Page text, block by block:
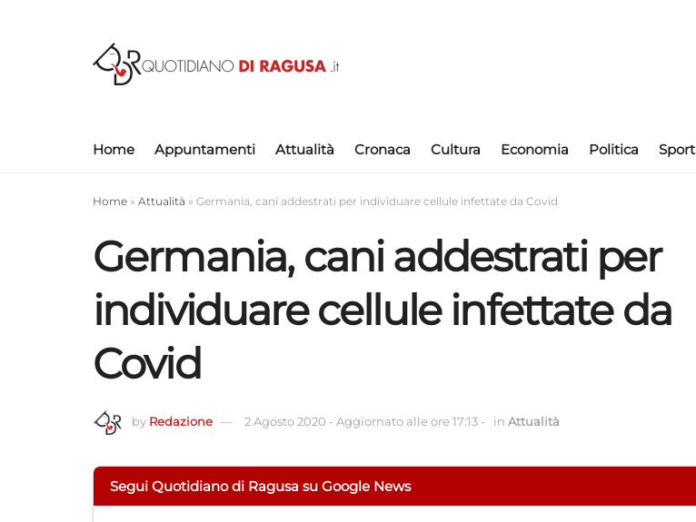
Home Appuntamenti Attualità Cronaca Cultura Economia Politica Sport
Home » Attualità » Germania, cani addestrati per individuare cellule infettate da Covid
Germania, cani addestrati per
individuare cellule infettate da
Covid
by Redazione 2 Agosto 2020 - Aggiornato alle ore 17:13 - in Attualità
Segui Quotidiano di Ragusa su Google News